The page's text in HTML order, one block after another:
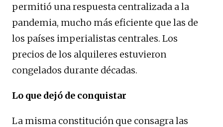
permitió una respuesta centralizada a la
pandemia, mucho más eficiente que las de
los países imperialistas centrales. Los
precios de los alquileres estuvieron
congelados durante décadas.
Lo que dejó de conquistar
La misma constitución que consagra las